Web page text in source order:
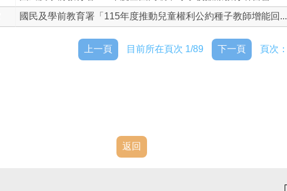
國民及學前教育署「115年度推動兒童權利公約種子教師增能回...
上一頁 目前所在頁次 1/89 下一頁 頁次：
返回